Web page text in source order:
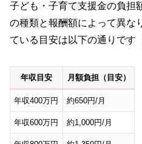
子ども・子育て支援金の負担
の種類と報酬額によって異な
ている目安は以下の通りです
年収目安 月額負担（目安）
年収400万円 約650円/月
年収600万円 約1,000円/月